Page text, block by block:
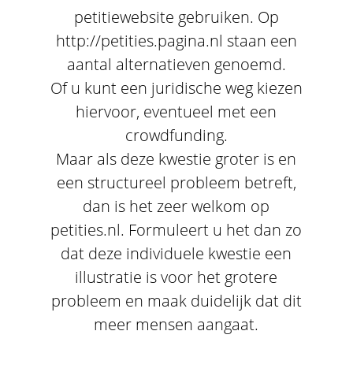
petitiewebsite gebruiken. Op
http://petities.pagina.nl staan een
aantal alternatieven genoemd.
Of u kunt een juridische weg kiezen
hiervoor, eventueel met een
crowdfunding.
Maar als deze kwestie groter is en
een structureel probleem betreft,
dan is het zeer welkom op
petities.nl. Formuleert u het dan zo
dat deze individuele kwestie een
illustratie is voor het grotere
probleem en maak duidelijk dat dit
meer mensen aangaat.